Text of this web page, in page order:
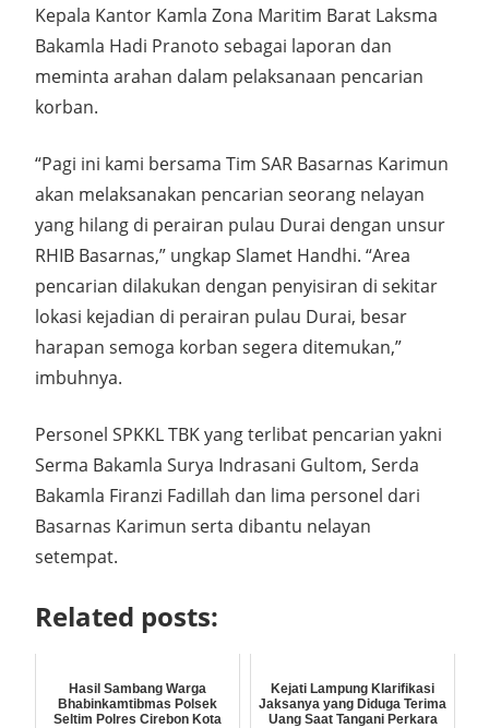
Kepala Kantor Kamla Zona Maritim Barat Laksma
Bakamla Hadi Pranoto sebagai laporan dan
meminta arahan dalam pelaksanaan pencarian
korban.
“Pagi ini kami bersama Tim SAR Basarnas Karimun
akan melaksanakan pencarian seorang nelayan
yang hilang di perairan pulau Durai dengan unsur
RHIB Basarnas,” ungkap Slamet Handhi. “Area
pencarian dilakukan dengan penyisiran di sekitar
lokasi kejadian di perairan pulau Durai, besar
harapan semoga korban segera ditemukan,”
imbuhnya.
Personel SPKKL TBK yang terlibat pencarian yakni
Serma Bakamla Surya Indrasani Gultom, Serda
Bakamla Firanzi Fadillah dan lima personel dari
Basarnas Karimun serta dibantu nelayan
setempat.
Related posts:
Hasil Sambang Warga
Bhabinkamtibmas Polsek
Seltim Polres Cirebon Kota
Kejati Lampung Klarifikasi
Jaksanya yang Diduga Terima
Uang Saat Tangani Perkara